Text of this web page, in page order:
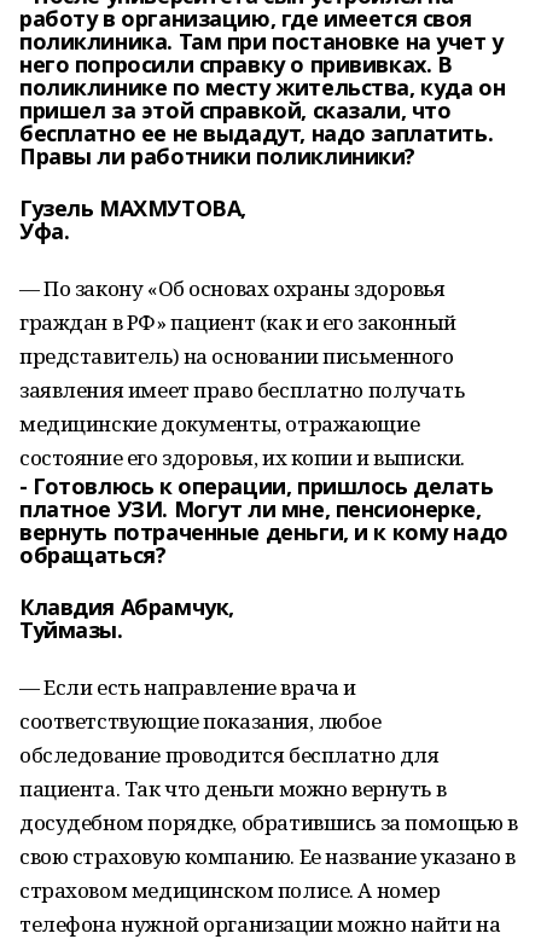
работу в организацию, где имеется своя
поликлиника. Там при постановке на учет у
него попросили справку о прививках. В
поликлинике по месту жительства, куда он
пришел за этой справкой, сказали, что
бесплатно ее не выдадут, надо заплатить.
Правы ли работники поликлиники?
Гузель МАХМУТОВА,
Уфа.
— По закону «Об основах охраны здоровья
граждан в РФ» пациент (как и его законный
представитель) на основании письменного
заявления имеет право бесплатно получать
медицинские документы, отражающие
состояние его здоровья, их копии и выписки.
- Готовлюсь к операции, пришлось делать
платное УЗИ. Могут ли мне, пенсионерке,
вернуть потраченные деньги, и к кому надо
обращаться?
Клавдия Абрамчук,
Туймазы.
— Если есть направление врача и
соответствующие показания, любое
обследование проводится бесплатно для
пациента. Так что деньги можно вернуть в
досудебном порядке, обратившись за помощью в
свою страховую компанию. Ее название указано в
страховом медицинском полисе. А номер
телефона нужной организации можно найти на